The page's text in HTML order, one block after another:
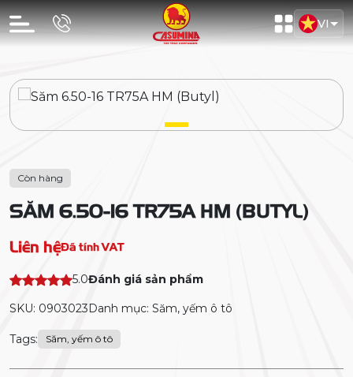
VI
Còn hàng
SĂM 6.50-16 TR75A HM (BUTYL)
Liên hệĐã tính VAT
5.0Đánh giá sản phẩm
SKU: 0903023Danh mục: Săm, yếm ô tô
Tags: Săm, yếm ô tô